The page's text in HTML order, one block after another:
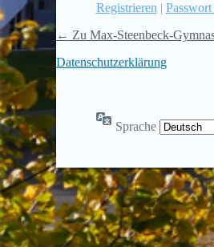
Registrieren | Passwort
← Zu Max-Steenbeck-
Datenschutzerklärung
Sprache